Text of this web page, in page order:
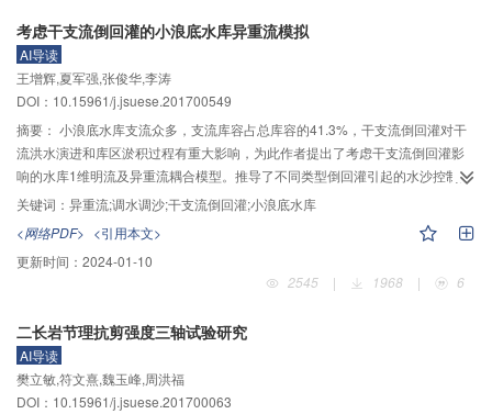
宽度基本相同；在水深方向上，由曝气盘向水面沿程增大，0.5
处气泡云团平均宽度明显大于0.2
随时间随机变化；0.8$h$0处气泡云团宽度随时间的变化最剧烈。气泡群的平均
宽度随曝气量增大而增加，曝气量为0.25、1.0、2.0 m
宽度分别为曝气盘直径的1.00～1.50倍、1.60～2.50倍和1.75～3.50倍。盘式
曝气形成的气泡云团在水中可被划分为3个区域：底部的调整区、近自由面区和
中部的紊动扩散区，不同区域内的气泡的受力和运动特性不同。气泡云团分区
为气泡受力和运动的建模计算提供了依据。
考虑干支流倒回灌的小浪底水库异重流模拟
AI导读
王增辉,夏军强,张俊华,李涛
DOI：10.15961/j.jsuese.201700549
摘要： 小浪底水库支流众多，支流库容占总库容的41.3%，干支流倒回灌对干
流洪水演进和库区淤积过程有重大影响，为此作者提出了考虑干支流倒回灌影
响的水库1维明流及异重流耦合模型。推导了不同类型倒回灌引起的水沙控制方
程附加项，并提出了相应的水沙耦合形式的浑水明流与异重流控制方程。针对
不同的倒回灌形式提出相应的倒回灌流量计算方法：对于干流水位涨落引起的
干支流倒回灌，提出了零维水库法在使用有限体积法的数学模型中的实现方
法；对于异重流向支流的倒灌，采用考虑支流底坡影响的异重流倒灌流量公式
加以计算。将这两种方法与已建立的水库1维明流与异重流耦合模型结合，模拟
刷及人工异重流形成与发展均做出了较为准确的模拟。模拟结果显示，干支流
倒回灌过程对于异重流厚度变化过程和调水调沙出库沙量有显著影响，对于汛
前泄水阶段库区水位下降速度也有一定影响，支流淤积在一次异重流过程淤积
总量中可达43.5%。相对于简化干支流倒回灌过程的计算方法，该模型对异重
关键词： 异重流;调水调沙;干支流倒回灌;小浪底水库
<网络PDF> <引用本文>
更新时间： 2024-01-10
2545
| 1968 | 6
二长岩节理抗剪强度三轴试验研究
AI导读
樊立敏,符文熹,魏玉峰,周洪福
DOI：10.15961/j.jsuese.201700063